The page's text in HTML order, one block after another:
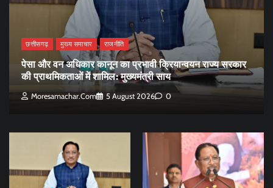
छत्तीसगढ़ मुख्य समाचार राजनीति
पेसा और वन अधिकार कानून का प्रभावी क्रियान्वयन राज्य सरकार
की प्राथमिकताओं में शामिल: मुख्यमंत्री साय
Moresamachar.com 5 August 2026 0